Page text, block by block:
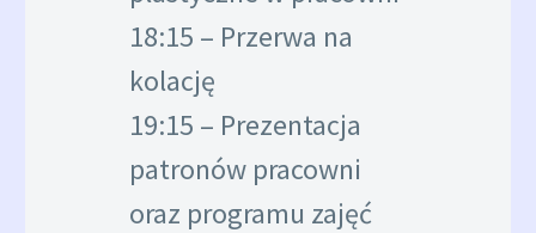
18:15 – Przerwa na
kolację
19:15 – Prezentacja
patronów pracowni
oraz programu zajęć